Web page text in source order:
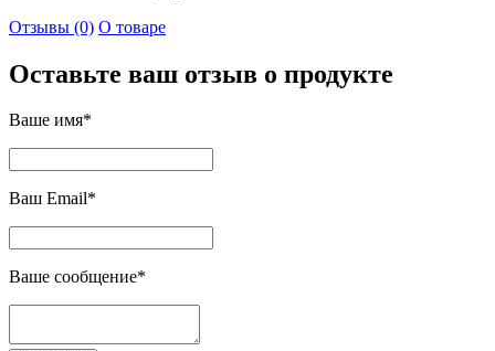
Отзывы (0) О товаре
Оставьте ваш отзыв о продукте
Ваше имя*
Ваш Email*
Ваше сообщение*